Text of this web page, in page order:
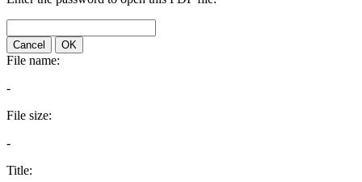
Cancel OK
File name:
-
File size:
-
Title: